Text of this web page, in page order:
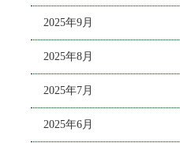
2025年9月
2025年8月
2025年7月
2025年6月